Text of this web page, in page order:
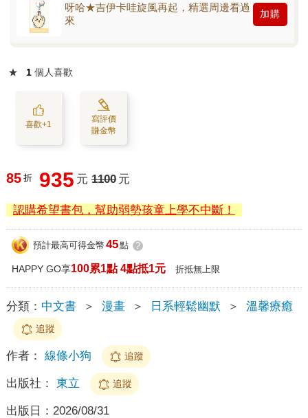
呀哈★吉伊卡哇旋風再起，精選周邊看過
來
加購
★ 1 個人喜歡
喜歡+1
寫評價
賺金幣
85 折 935 元 1100 元
認購希望書包，幫助弱勢孩童上學不中斷！
預計最高可得金幣 45點 ?
HAPPY GO享100累1點 4點抵1元 折抵無上限
分類： 中文書 ＞ 漫畫 ＞ 日系輕鬆幽默 ＞ 溫馨療癒
追蹤
作者： 線條小狗 追蹤
出版社： 東立 追蹤
出版日： 2026/08/31